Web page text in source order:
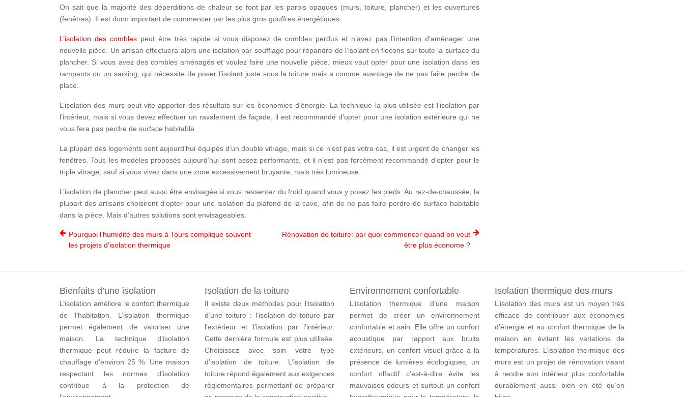
On sait que la majorité des déperditions de chaleur se font par les parois opaques (murs, toiture, plancher) et les ouvertures
(fenêtres). Il est donc important de commencer par les plus gros gouffres énergétiques.
L’isolation des comblespeut être très rapide si vous disposez de combles perdus et n’avez pas l’intention d’aménager une
nouvelle pièce. Un artisan effectuera alors une isolation par soufflage pour répandre de l’isolant en flocons sur toute la surface du
plancher. Si vous avez des combles aménagés et voulez faire une nouvelle pièce, mieux vaut opter pour une isolation dans les
rampants ou un sarking, qui nécessite de poser l’isolant juste sous la toiture mais a comme avantage de ne pas faire perdre de
place.
L’isolation des murs peut vite apporter des résultats sur les économies d’énergie. La technique la plus utilisée est l’isolation par
l’intérieur, mais si vous devez effectuer un ravalement de façade, il est recommandé d’opter pour une isolation extérieure qui ne
vous fera pas perdre de surface habitable.
La plupart des logements sont aujourd’hui équipés d’un double vitrage, mais si ce n’est pas votre cas, il est urgent de changer les
fenêtres. Tous les modèles proposés aujourd’hui sont assez performants, et il n’est pas forcément recommandé d’opter pour le
triple vitrage, sauf si vous vivez dans une zone excessivement bruyante, mais très lumineuse.
L’isolation de plancher peut aussi être envisagée si vous ressentez du froid quand vous y posez les pieds. Au rez-de-chaussée, la
plupart des artisans choisiront d’opter pour une isolation du plafond de la cave, afin de ne pas faire perdre de surface habitable
dans la pièce. Mais d’autres solutions sont envisageables.
Pourquoi l’humidité des murs à Tours complique souvent
les projets d’isolation thermique
Rénovation de toiture: par quoi commencer quand on veut
être plus économe ?
Bienfaits d’une isolation
L’isolation améliore le confort thermique
de l’habitation. L’isolation thermique
permet également de valoriser une
maison. La technique d’isolation
thermique peut réduire la facture de
chauffage d’environ 25 %. Une maison
respectant les normes d’isolation
contribue à la protection de
Isolation de la toiture
Il existe deux méthodes pour l’isolation
d’une toiture : l’isolation de toiture par
l’extérieur et l’isolation par l’intérieur.
Cette dernière formule est plus utilisée.
Choisissez avec soin votre type
d’isolation de toiture. L’isolation de
toiture répond également aux exigences
réglementaires permettant de préparer
Environnement confortable
L’isolation thermique d’une maison
permet de créer un environnement
confortable et sain. Elle offre un confort
acoustique par rapport aux bruits
extérieurs, un confort visuel grâce à la
présence de lumières écologiques, un
confort olfactif c’est-à-dire évite les
mauvaises odeurs et surtout un confort
Isolation thermique des murs
L’isolation des murs est un moyen très
efficace de contribuer aux économies
d’énergie et au confort thermique de la
maison en évitant les variations de
températures. L’isolation thermique des
murs est un projet de rénovation visant
à rendre son intérieur plus confortable
durablement aussi bien en été qu’en